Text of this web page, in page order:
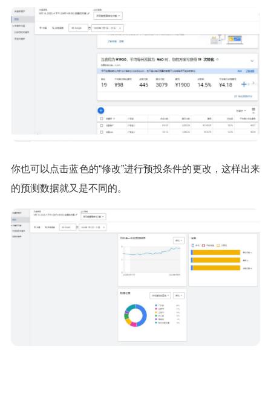
你也可以点击蓝色的“修改”进行预投条件的更改，这样出来
的预测数据就又是不同的。